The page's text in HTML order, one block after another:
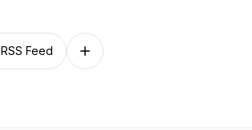
RSS Feed Follow on other platforms